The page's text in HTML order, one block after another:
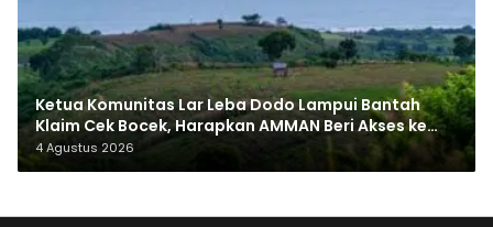
Ketua Komunitas Lar Leba Dodo Lampui Bantah
Klaim Cek Bocek, Harapkan AMMAN Beri Akses ke
Makam Leluhur
4 Agustus 2026